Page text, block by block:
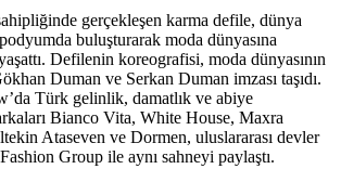
gerçekleşen karma defile, dünya
buluşturarak moda dünyasına
Defilenin koreografisi, moda dünyasının
Duman ve Serkan Duman imzası taşıdı.
Türk gelinlik, damatlık ve abiye
Bianco Vita, White House, Maxra
Ataseven ve Dormen, uluslararası devler
Group ile aynı sahneyi paylaştı.